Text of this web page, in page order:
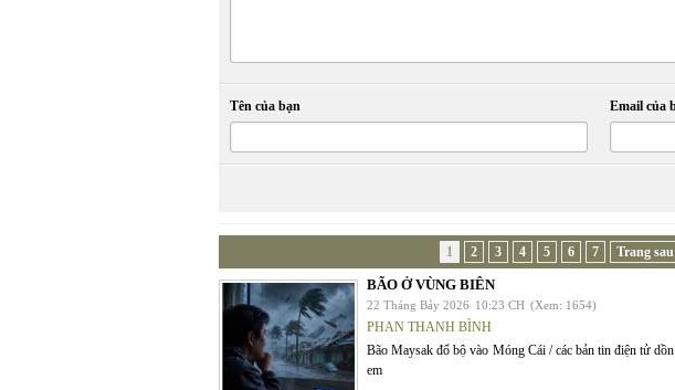
Tên của bạn Email của
1 2 3 4 5 6 7 Trang sau
BÃO Ở VÙNG BIÊN
22 Tháng Bảy 2026 10:23 CH (Xem: 1654)
PHAN THANH BÌNH
Bão Maysak đổ bộ vào Móng Cái / các bản tin điện tử
em